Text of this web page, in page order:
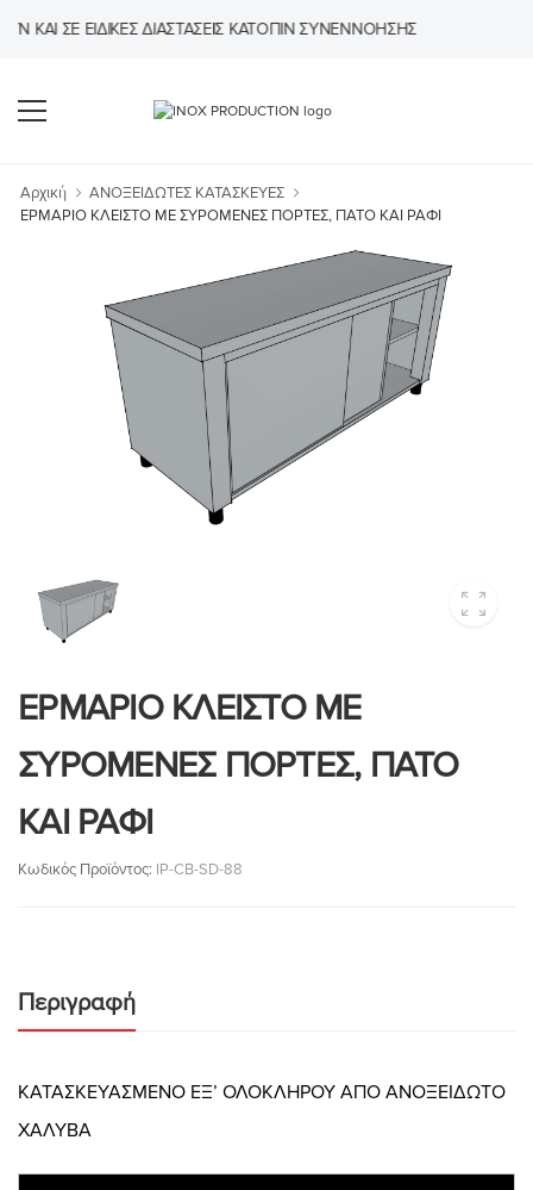
ΣΕ ΕΙΔΙΚΈΣ ΔΙΑΣΤΆΣΕΙΣ ΚΑΤΌΠΙΝ ΣΥΝΕΝΝΌΗΣΗΣ
Αρχική
ΑΝΟΞΕΙΔΩΤΕΣ ΚΑΤΑΣΚΕΥΕΣ
ΕΡΜΑΡΙΟ ΚΛΕΙΣΤΟ ΜΕ ΣΥΡΟΜΕΝΕΣ ΠΟΡΤΕΣ, ΠΑΤΟ ΚΑΙ ΡΑΦΙ
ΕΡΜΑΡΙΟ ΚΛΕΙΣΤΟ ΜΕ
ΣΥΡΟΜΕΝΕΣ ΠΟΡΤΕΣ, ΠΑΤΟ
ΚΑΙ ΡΑΦΙ
Κωδικός Προϊόντος: IP-CB-SD-88
Περιγραφή
ΚΑΤΑΣΚΕΥΑΣΜΕΝΟ ΕΞ’ ΟΛΟΚΛΗΡΟΥ ΑΠΟ ΑΝΟΞΕΙΔΩΤΟ
ΧΑΛΥΒΑ